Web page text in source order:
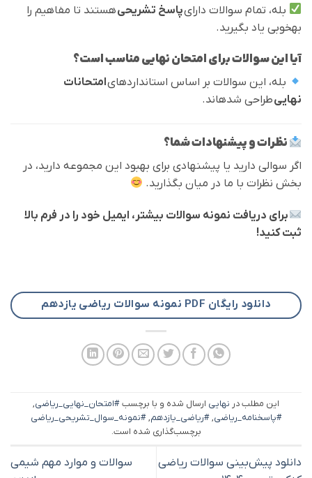
بله، تمام سوالات دارایپاسخ تشریحیهستند تا مفاهیم را
بهخوبی یاد بگیرید.
آیا این سوالات برای امتحان نهایی مناسب است؟
بله، این سوالات بر اساس استانداردهایامتحانات
نهاییطراحی شدهاند.
نظرات و پیشنهادات شما؟
اگر سوالی دارید یا پیشنهادی برای بهبود این مجموعه دارید، در
بخش نظرات با ما در میان بگذارید.
برای دریافت نمونه سوالات بیشتر، ایمیل خود را در فرم بالا
ثبت کنید!
دانلود رایگان PDF نمونه سوالات ریاضی یازدهم
این مطلب در نهایی ارسال شده و با برچسب#امتحان_نهایی_ریاضی,
#پاسخنامه_ریاضی,#ریاضی_یازدهم,#نمونه_سوال_تشریحی_ریاضی
برچسب‌گذاری شده است.
دانلود پیش‌بینی سوالات ریاضی
سوالات و موارد مهم شیمی